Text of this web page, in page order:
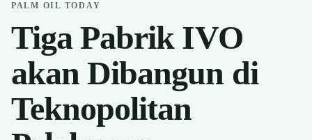
PALM OIL TODAY
Tiga Pabrik IVO
akan Dibangun di
Teknopolitan